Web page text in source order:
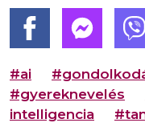
#ai
#gyereknevelés
intelligencia